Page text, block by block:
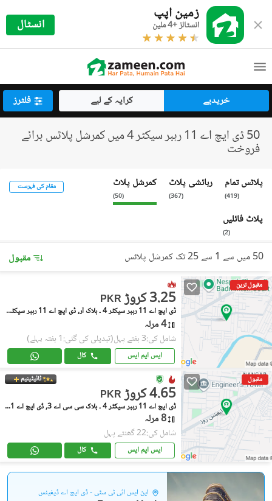
زمین اپپ
انسٹالز +4 ملین انسٹال
خریدیے کرایہ کے لیے فلٹرز
50 ڈی ایچ اے 11 رہبر سیکٹر 4 میں کمرشل پلاٹس برائے
فروخت
پلاٹس تمام
(
419
)
رہائشی پلاٹ
(
367
)
کمرشل پلاٹ
(
50
)
پلاٹ فائلیں
(
2
)
مقام کی فہرست
50 میں سے 1 سے 25 تک کمرشل پلاٹس مقبول
مقبول ترین
PKR 3.25 کروڑ
ڈی ایچ اے 11 رہبر سیکٹر 4 ۔ بلاک آر, ڈی ایچ اے 11 رہبر سیکٹر 4
4 مرلہ
شامل کی:3 ہفتے پہل (تبدیلی کی گئی:1 ہفتہ پہلے)
ایس ایم ایس کال
مقبول ٹائیٹینیم
PKR 4.65 کروڑ
ڈی ایچ اے 11 رہبر سیکٹر 4 ۔ بلاک سی سی اے 3, ڈی ایچ اے 11 رہبر سیکٹر 4
8 مرلہ
شامل کی:22 گھنٹے پہل
ایس ایم ایس کال
این ایس آئی ٹی سٹی - ڈی ایچ اے ڈیفینس